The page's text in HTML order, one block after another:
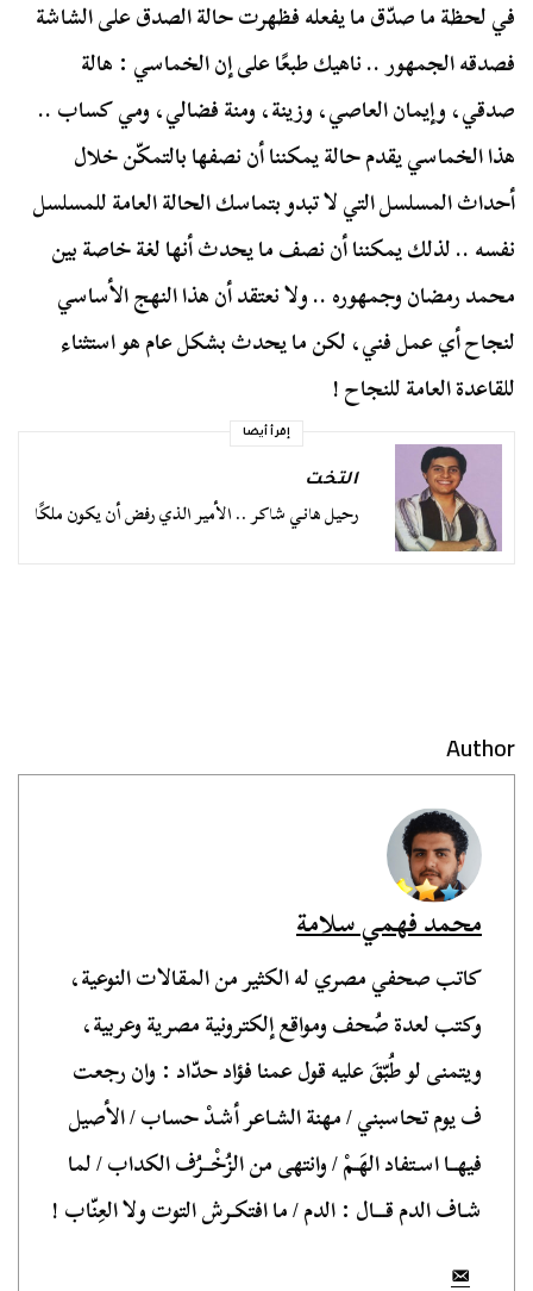
في لحظة ما صدّق ما يفعله فظهرت حالة الصدق على الشاشة
فصدقه الجمهور .. ناهيك طبعًا على إن الخماسي : هالة
صدقي، وإيمان العاصي، وزينة، ومنة فضالي، ومي كساب ..
هذا الخماسي يقدم حالة يمكننا أن نصفها بالتمكّن خلال
أحداث المسلسل التي لا تبدو بتماسك الحالة العامة للمسلسل
نفسه .. لذلك يمكننا أن نصف ما يحدث أنها لغة خاصة بين
محمد رمضان وجمهوره .. ولا نعتقد أن هذا النهج الأساسي
لنجاح أي عمل فني، لكن ما يحدث بشكل عام هو استثناء
للقاعدة العامة للنجاح !
إقرأ أيضا
التخت
رحيل هاني شاكر .. الأمير الذي رفض أن يكون ملكًا
Author
محمد فهمي سلامة
كاتب صحفي مصري له الكثير من المقالات النوعية،
وكتب لعدة صُحف ومواقع إلكترونية مصرية وعربية،
ويتمنى لو طُبّقَ عليه قول عمنا فؤاد حدّاد : وان رجعت
ف يوم تحاسبني / مهنة الشـاعر أشـدْ حساب / الأصيل
فيهــا اسـتفاد الهَـمْ / وانتهى من الزُخْــرُف الكداب / لما
شـاف الدم قـــال : الدم / ما افتكـرش التوت ولا العِنّاب !